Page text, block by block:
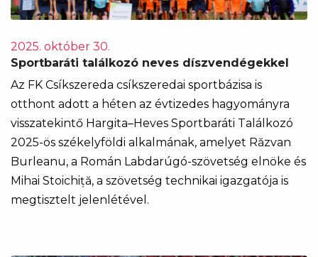
2025. október 30.
Sportbaráti találkozó neves díszvendégekkel
Az FK Csíkszereda csíkszeredai sportbázisa is
otthont adott a héten az évtizedes hagyományra
visszatekintő Hargita–Heves Sportbaráti Találkozó
2025-ös székelyföldi alkalmának, amelyet Răzvan
Burleanu, a Román Labdarúgó-szövetség elnöke és
Mihai Stoichiță, a szövetség technikai igazgatója is
megtisztelt jelenlétével.